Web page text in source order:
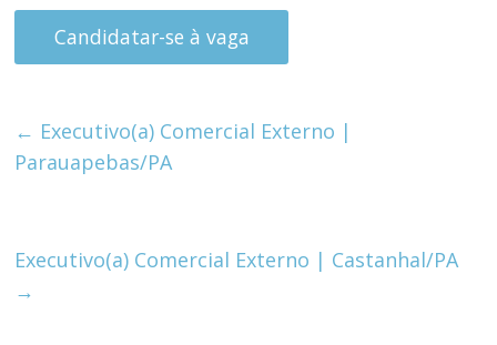
← Executivo(a) Comercial Externo |
Parauapebas/PA
Executivo(a) Comercial Externo | Castanhal/PA
→